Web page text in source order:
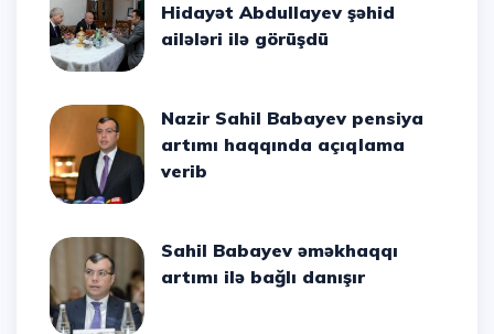
Hidayət Abdullayev şəhid
ailələri ilə görüşdü
Nazir Sahil Babayev pensiya
artımı haqqında açıqlama
verib
Sahil Babayev əməkhaqqı
artımı ilə bağlı danışır